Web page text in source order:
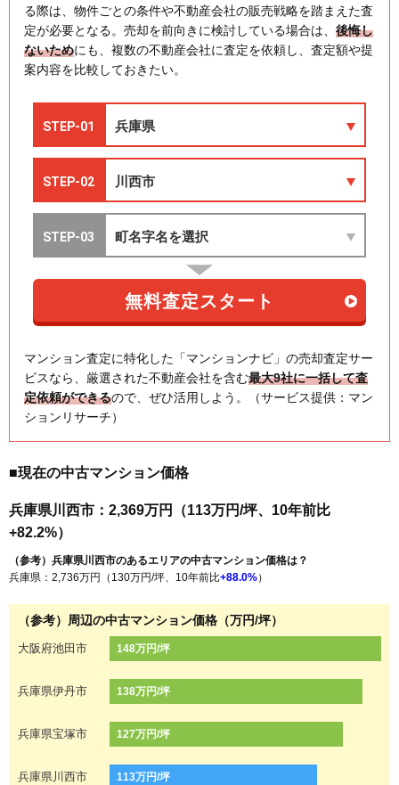
る際は、物件ごとの条件や不動産会社の販売戦略を踏まえた査
定が必要となる。売却を前向きに検討している場合は、 後悔し
ないためにも、複数の不動産会社に査定を依頼し、査定額や提
案内容を比較しておきたい。
マンション査定に特化した「マンションナビ」の売却査定サー
ビスなら、厳選された不動産会社を含む最大9社に一括して査
定依頼ができるので、ぜひ活用しよう。（サービス提供：マン
ションリサーチ）
■現在の中古マンション価格
兵庫県川西市：2,369万円（113万円/坪、10年前比
+82.2%）
（参考）兵庫県川西市のあるエリアの中古マンション価格は？
兵庫県：2,736万円（130万円/坪、10年前比+88.0%）
（参考）周辺の中古マンション価格（万円/坪）
大阪府池田市 148万円/坪
兵庫県伊丹市 138万円/坪
兵庫県宝塚市 127万円/坪
兵庫県川西市 113万円/坪